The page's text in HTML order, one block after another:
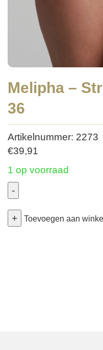
Melipha –
36
Artikelnummer: 2273
€39,91
1 op voorraad
-
+ Toevoegen aan